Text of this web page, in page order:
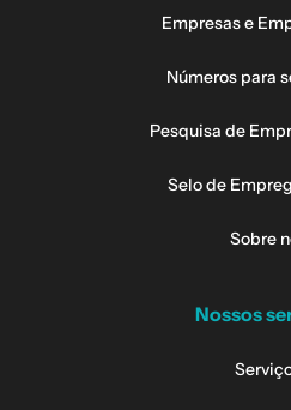
Empresas e
Números para
Pesquisa de
Selo de
Sobre
Nossos